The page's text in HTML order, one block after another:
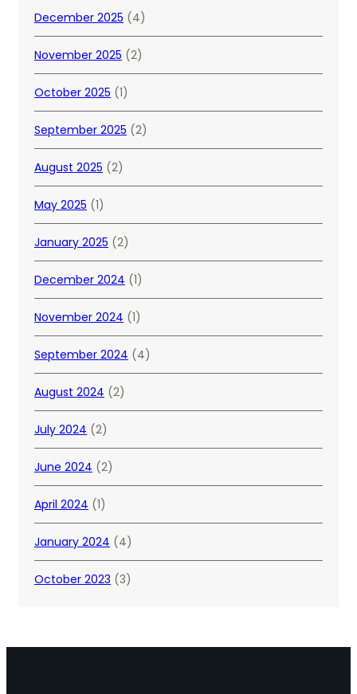
December 2025 (4)
November 2025 (2)
October 2025 (1)
September 2025 (2)
August 2025 (2)
May 2025 (1)
January 2025 (2)
December 2024 (1)
November 2024 (1)
September 2024 (4)
August 2024 (2)
July 2024 (2)
June 2024 (2)
April 2024 (1)
January 2024 (4)
October 2023 (3)